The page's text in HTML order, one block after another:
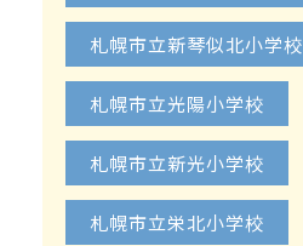
札幌市立新琴似北小学校
札幌市立光陽小学校
札幌市立新光小学校
札幌市立栄北小学校